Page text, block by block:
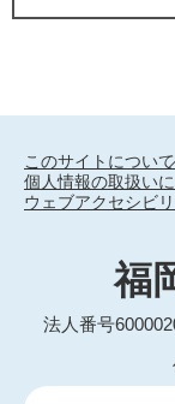
このサイトについて
個人情報の取扱い
ウェブアクセシビ
福
法人番号